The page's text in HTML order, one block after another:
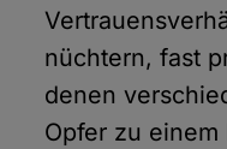
nüchtern, fast
denen
Opfer zu